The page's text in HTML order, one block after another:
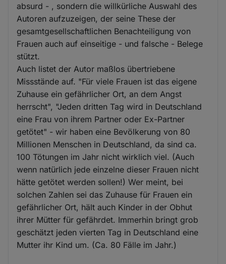
absurd - , sondern die willkürliche Auswahl des
Autoren aufzuzeigen, der seine These der
gesamtgesellschaftlichen Benachteiligung von
Frauen auch auf einseitige - und falsche - Belege
stützt.
Auch listet der Autor maßlos übertriebene
Missstände auf. "Für viele Frauen ist das eigene
Zuhause ein gefährlicher Ort, an dem Angst
herrscht", "Jeden dritten Tag wird in Deutschland
eine Frau von ihrem Partner oder Ex-Partner
getötet" - wir haben eine Bevölkerung von 80
Millionen Menschen in Deutschland, da sind ca.
100 Tötungen im Jahr nicht wirklich viel. (Auch
wenn natürlich jede einzelne dieser Frauen nicht
hätte getötet werden sollen!) Wer meint, bei
solchen Zahlen sei das Zuhause für Frauen ein
gefährlicher Ort, hält auch Kinder in der Obhut
ihrer Mütter für gefährdet. Immerhin bringt grob
geschätzt jeden vierten Tag in Deutschland eine
Mutter ihr Kind um. (Ca. 80 Fälle im Jahr.)